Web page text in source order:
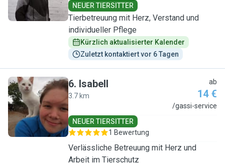
NEUER TIERSITTER
Tierbetreuung mit Herz, Verstand und
individueller Pflege
Kürzlich aktualisierter Kalender
Zuletzt kontaktiert vor 6 Tagen
I
6. Isabell
3.7 km
ab
14 €
/gassi-service
NEUER TIERSITTER
1 Bewertung
Verlässliche Betreuung mit Herz und
Arbeit im Tierschutz